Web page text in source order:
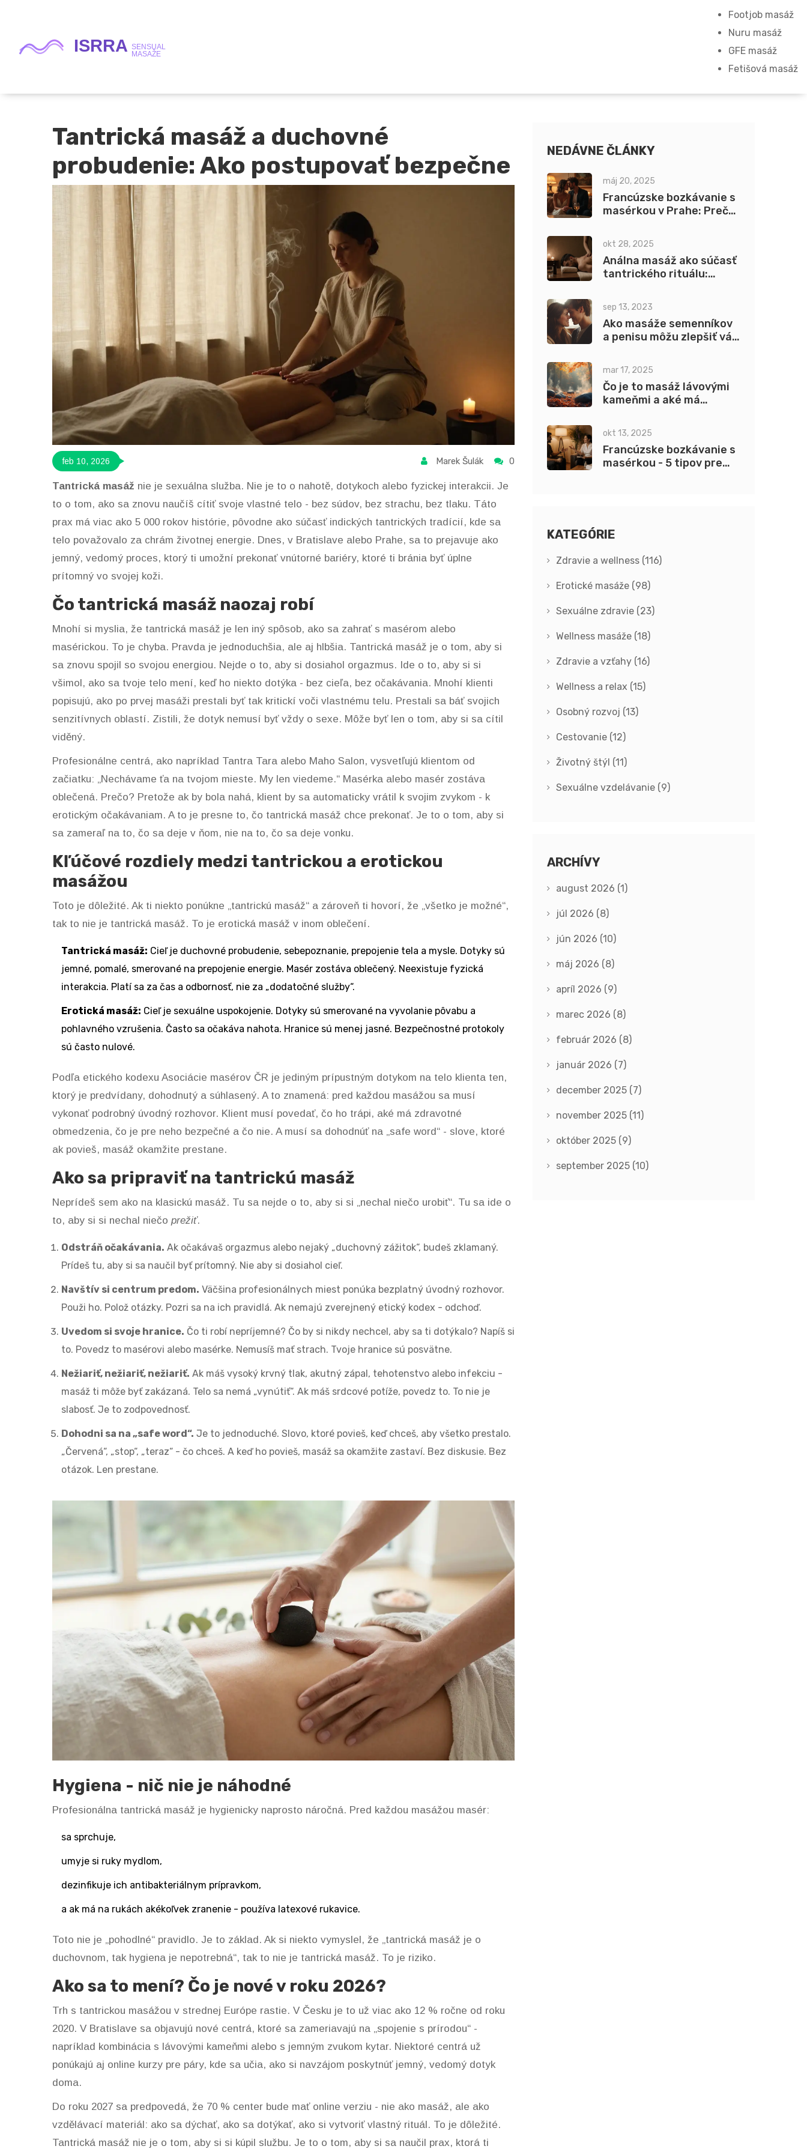
Footjob masáž
Nuru masáž
GFE masáž
Fetišová masáž
Tantrická masáž a duchovné
probudenie: Ako postupovať bezpečne
feb 10, 2026 Marek Šulák 0
Tantrická masáž nie je sexuálna služba. Nie je to o nahotě, dotykoch alebo fyzickej interakcii. Je
to o tom, ako sa znovu naučíš cítiť svoje vlastné telo - bez súdov, bez strachu, bez tlaku. Táto
prax má viac ako 5 000 rokov histórie, pôvodne ako súčasť indických tantrických tradícií, kde sa
telo považovalo za chrám životnej energie. Dnes, v Bratislave alebo Prahe, sa to prejavuje ako
jemný, vedomý proces, ktorý ti umožní prekonať vnútorné bariéry, ktoré ti bránia byť úplne
prítomný vo svojej koži.
Čo tantrická masáž naozaj robí
Mnohí si myslia, že tantrická masáž je len iný spôsob, ako sa zahrať s masérom alebo
masérickou. To je chyba. Pravda je jednoduchšia, ale aj hlbšia. Tantrická masáž je o tom, aby si
sa znovu spojil so svojou energiou. Nejde o to, aby si dosiahol orgazmus. Ide o to, aby si si
všimol, ako sa tvoje telo mení, keď ho niekto dotýka - bez cieľa, bez očakávania. Mnohí klienti
popisujú, ako po prvej masáži prestali byť tak kritickí voči vlastnému telu. Prestali sa báť svojich
senzitívnych oblastí. Zistili, že dotyk nemusí byť vždy o sexe. Môže byť len o tom, aby si sa cítil
viděný.
Profesionálne centrá, ako napríklad Tantra Tara alebo Maho Salon, vysvetľujú klientom od
začiatku: „Nechávame ťa na tvojom mieste. My len viedeme.“ Masérka alebo masér zostáva
oblečená. Prečo? Pretože ak by bola nahá, klient by sa automaticky vrátil k svojim zvykom - k
erotickým očakávaniam. A to je presne to, čo tantrická masáž chce prekonať. Je to o tom, aby si
sa zameraľ na to, čo sa deje v ňom, nie na to, čo sa deje vonku.
Kľúčové rozdiely medzi tantrickou a erotickou
masážou
Toto je dôležité. Ak ti niekto ponúkne „tantrickú masáž“ a zároveň ti hovorí, že „všetko je možné“,
tak to nie je tantrická masáž. To je erotická masáž v inom oblečení.
Tantrická masáž: Cieľ je duchovné probudenie, sebepoznanie, prepojenie tela a mysle. Dotyky sú
jemné, pomalé, smerované na prepojenie energie. Masér zostáva oblečený. Neexistuje fyzická
interakcia. Platí sa za čas a odbornosť, nie za „dodatočné služby“.
Erotická masáž: Cieľ je sexuálne uspokojenie. Dotyky sú smerované na vyvolanie pôvabu a
pohlavného vzrušenia. Často sa očakáva nahota. Hranice sú menej jasné. Bezpečnostné protokoly
sú často nulové.
Podľa etického kodexu Asociácie masérov ČR je jediným prípustným dotykom na telo klienta ten,
ktorý je predvídany, dohodnutý a súhlasený. A to znamená: pred každou masážou sa musí
vykonať podrobný úvodný rozhovor. Klient musí povedať, čo ho trápi, aké má zdravotné
obmedzenia, čo je pre neho bezpečné a čo nie. A musí sa dohodnúť na „safe word“ - slove, ktoré
ak povieš, masáž okamžite prestane.
Ako sa pripraviť na tantrickú masáž
Neprídeš sem ako na klasickú masáž. Tu sa nejde o to, aby si si „nechal niečo urobiť“. Tu sa ide o
to, aby si si nechal niečo prežiť.
Odstráň očakávania. Ak očakávaš orgazmus alebo nejaký „duchovný zážitok“, budeš zklamaný.
Prídeš tu, aby si sa naučil byť prítomný. Nie aby si dosiahol cieľ.
Navštív si centrum predom. Väčšina profesionálnych miest ponúka bezplatný úvodný rozhovor.
Použi ho. Polož otázky. Pozri sa na ich pravidlá. Ak nemajú zverejnený etický kodex - odchoď.
Uvedom si svoje hranice. Čo ti robí nepríjemné? Čo by si nikdy nechcel, aby sa ti dotýkalo? Napíš si
to. Povedz to masérovi alebo masérke. Nemusíš mať strach. Tvoje hranice sú posvätne.
Nežiariť, nežiariť, nežiariť. Ak máš vysoký krvný tlak, akutný zápal, tehotenstvo alebo infekciu -
masáž ti môže byť zakázaná. Telo sa nemá „vynútiť“. Ak máš srdcové potíže, povedz to. To nie je
slabosť. Je to zodpovednosť.
Dohodni sa na „safe word“. Je to jednoduché. Slovo, ktoré povieš, keď chceš, aby všetko prestalo.
„Červená“, „stop“, „teraz“ - čo chceš. A keď ho povieš, masáž sa okamžite zastaví. Bez diskusie. Bez
otázok. Len prestane.
Hygiena - nič nie je náhodné
Profesionálna tantrická masáž je hygienicky naprosto náročná. Pred každou masážou masér:
sa sprchuje,
umyje si ruky mydlom,
dezinfikuje ich antibakteriálnym prípravkom,
a ak má na rukách akékoľvek zranenie - používa latexové rukavice.
Toto nie je „pohodlné“ pravidlo. Je to základ. Ak si niekto vymyslel, že „tantrická masáž je o
duchovnom, tak hygiena je nepotrebná“, tak to nie je tantrická masáž. To je riziko.
Ako sa to mení? Čo je nové v roku 2026?
Trh s tantrickou masážou v strednej Európe rastie. V Česku je to už viac ako 12 % ročne od roku
2020. V Bratislave sa objavujú nové centrá, ktoré sa zameriavajú na „spojenie s prírodou“ -
napríklad kombinácia s lávovými kameňmi alebo s jemným zvukom kytar. Niektoré centrá už
ponúkajú aj online kurzy pre páry, kde sa učia, ako si navzájom poskytnúť jemný, vedomý dotyk
doma.
Do roku 2027 sa predpovedá, že 70 % center bude mať online verziu - nie ako masáž, ale ako
vzdělávací materiál: ako sa dýchať, ako sa dotýkať, ako si vytvoriť vlastný rituál. To je dôležité.
Tantrická masáž nie je o tom, aby si si kúpil službu. Je to o tom, aby si sa naučil prax, ktorá ti
NEDÁVNE ČLÁNKY
máj 20, 2025
Francúzske bozkávanie s
masérkou v Prahe: Prečo
okt 28, 2025
Análna masáž ako súčasť
tantrického rituálu:
prístup
sep 13, 2023
Ako masáže semenníkov
a penisu môžu zlepšiť váš
mar 17, 2025
Čo je to masáž lávovými
kameňmi a aké má
okt 13, 2025
Francúzske bozkávanie s
masérkou - 5 tipov pre
KATEGÓRIE
Zdravie a wellness (116)
Erotické masáže (98)
Sexuálne zdravie (23)
Wellness masáže (18)
Zdravie a vzťahy (16)
Wellness a relax (15)
Osobný rozvoj (13)
Cestovanie (12)
Životný štýl (11)
Sexuálne vzdelávanie (9)
ARCHÍVY
august 2026 (1)
júl 2026 (8)
jún 2026 (10)
máj 2026 (8)
apríl 2026 (9)
marec 2026 (8)
február 2026 (8)
január 2026 (7)
december 2025 (7)
november 2025 (11)
október 2025 (9)
september 2025 (10)